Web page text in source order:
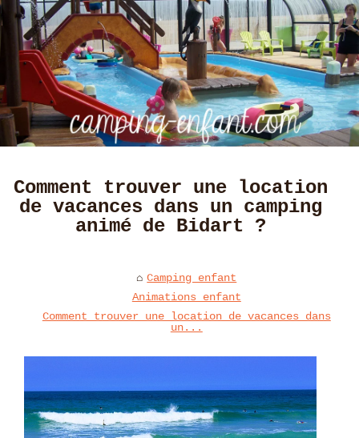
Comment trouver une location
de vacances dans un camping
animé de Bidart ?
Camping enfant
Animations enfant
Comment trouver une location de vacances dans
un...